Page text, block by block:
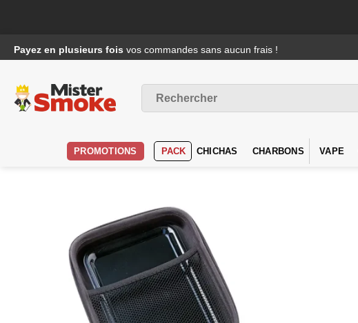
au
Payez en plusieurs fois vos commandes sans aucun frais !
pour :
PROMOTIONS PACK CHICHAS CHARBONS VAPE